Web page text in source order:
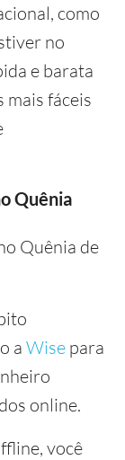
como
no
e barata
mais fáceis
Quênia
Quênia de
a Wise para
online.
você